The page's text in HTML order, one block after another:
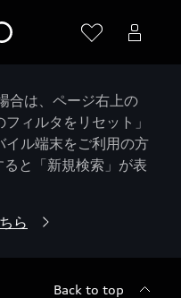
合は、ページ右上の
ィルタをリセット」
イル端末をご利用の方
と「新規検索」が表
ら
Back to top